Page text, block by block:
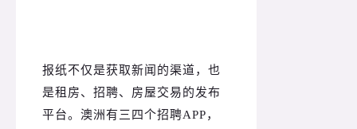
报纸不仅是获取新闻的渠道，也
是租房、招聘、房屋交易的发布
平台。 澳洲有三四个招聘APP，